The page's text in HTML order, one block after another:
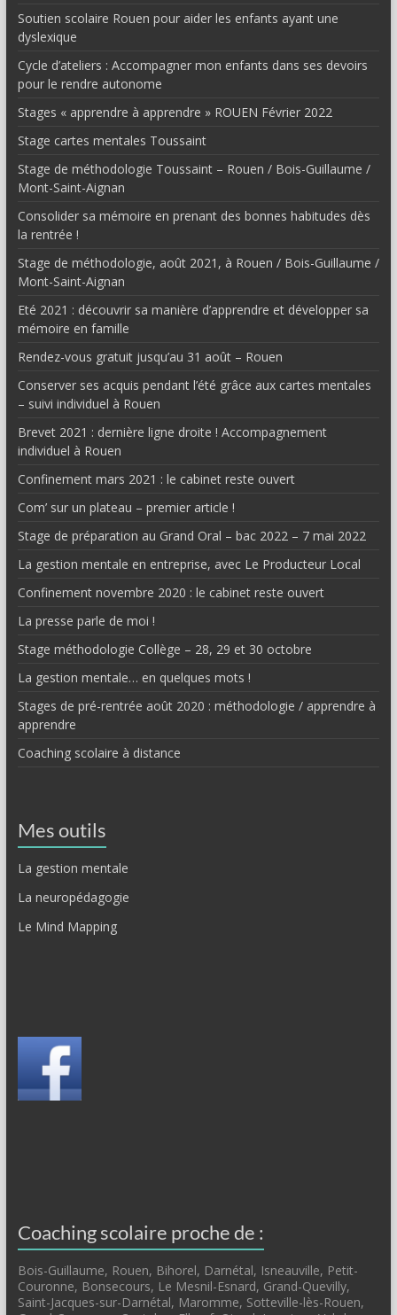
Soutien scolaire Rouen pour aider les enfants ayant une
dyslexique
Cycle d’ateliers : Accompagner mon enfants dans ses devoirs
pour le rendre autonome
Stages « apprendre à apprendre » ROUEN Février 2022
Stage cartes mentales Toussaint
Stage de méthodologie Toussaint – Rouen / Bois-Guillaume /
Mont-Saint-Aignan
Consolider sa mémoire en prenant des bonnes habitudes dès
la rentrée !
Stage de méthodologie, août 2021, à Rouen / Bois-Guillaume /
Mont-Saint-Aignan
Eté 2021 : découvrir sa manière d’apprendre et développer sa
mémoire en famille
Rendez-vous gratuit jusqu’au 31 août – Rouen
Conserver ses acquis pendant l’été grâce aux cartes mentales
– suivi individuel à Rouen
Brevet 2021 : dernière ligne droite ! Accompagnement
individuel à Rouen
Confinement mars 2021 : le cabinet reste ouvert
Com’ sur un plateau – premier article !
Stage de préparation au Grand Oral – bac 2022 – 7 mai 2022
La gestion mentale en entreprise, avec Le Producteur Local
Confinement novembre 2020 : le cabinet reste ouvert
La presse parle de moi !
Stage méthodologie Collège – 28, 29 et 30 octobre
La gestion mentale… en quelques mots !
Stages de pré-rentrée août 2020 : méthodologie / apprendre à
apprendre
Coaching scolaire à distance
Mes outils
La gestion mentale
La neuropédagogie
Le Mind Mapping
Coaching scolaire proche de :
Bois-Guillaume, Rouen, Bihorel, Darnétal, Isneauville, Petit-
Couronne, Bonsecours, Le Mesnil-Esnard, Grand-Quevilly,
Saint-Jacques-sur-Darnétal, Maromme, Sotteville-lès-Rouen,